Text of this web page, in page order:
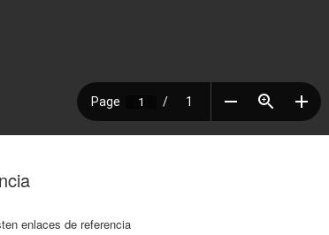
enlaces de referencia